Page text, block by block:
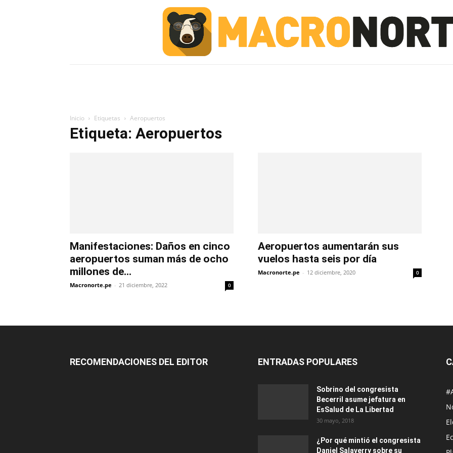
Inicio Etiquetas Aeropuertos
Etiqueta: Aeropuertos
Manifestaciones: Daños en cinco
aeropuertos suman más de ocho
millones de...
Macronorte.pe - 21 diciembre, 2022 0
Aeropuertos aumentarán sus
vuelos hasta seis por día
Macronorte.pe - 12 diciembre, 2020 0
RECOMENDACIONES DEL EDITOR ENTRADAS POPULARES
Sobrino del congresista
Becerril asume jefatura en
EsSalud de La Libertad
30 mayo, 2018
¿Por qué mintió el congresista
Daniel Salaverry sobre su